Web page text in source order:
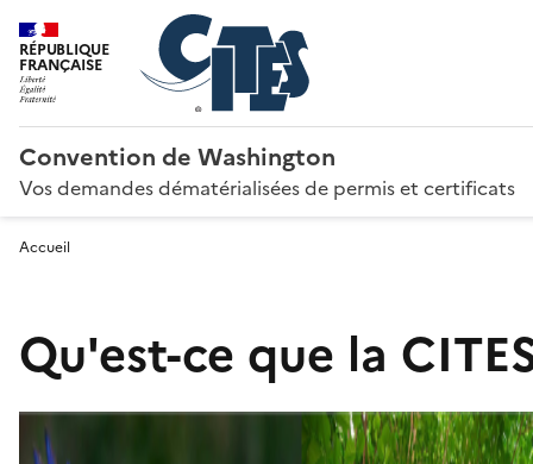
RÉPUBLIQUE
FRANÇAISE
Convention de Washington
Vos demandes dématérialisées de permis et certificats
Accueil
Qu'est-ce que la